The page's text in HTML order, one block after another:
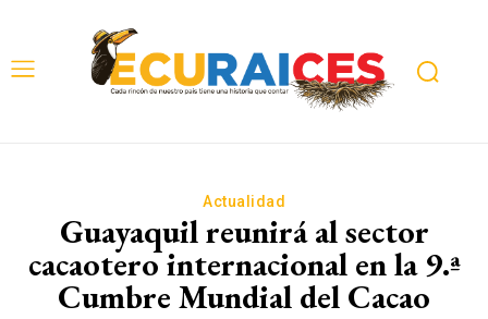
Actualidad
Guayaquil reunirá al sector
cacaotero internacional en la 9.ª
Cumbre Mundial del Cacao